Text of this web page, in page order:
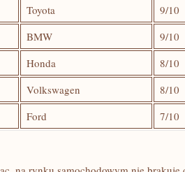
Toyota 9/10
BMW 9/10
Honda 8/10
Volkswagen 8/10
Ford 7/10